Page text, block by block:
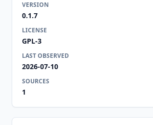
VERSION
0.1.7
LICENSE
GPL-3
LAST OBSERVED
2026-07-10
SOURCES
1